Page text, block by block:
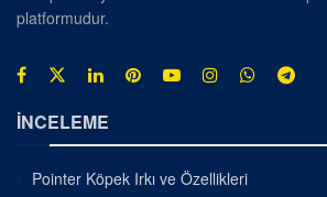
platformudur.
İNCELEME
Pointer Köpek Irkı ve Özellikleri